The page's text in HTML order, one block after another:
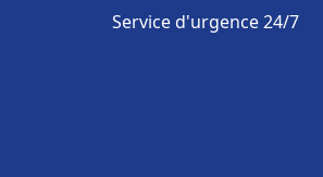
Service d'urgence 24/7